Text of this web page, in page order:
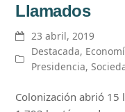
Llamados
23 abril, 2019
Destacada,
Presidencia,
Colonización abrió 15